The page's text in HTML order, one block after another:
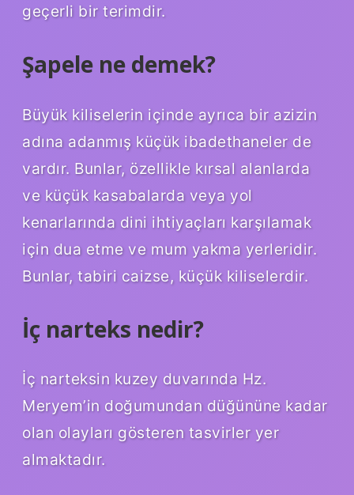
geçerli bir terimdir.
Şapele ne demek?
Büyük kiliselerin içinde ayrıca bir azizin
adına adanmış küçük ibadethaneler de
vardır. Bunlar, özellikle kırsal alanlarda
ve küçük kasabalarda veya yol
kenarlarında dini ihtiyaçları karşılamak
için dua etme ve mum yakma yerleridir.
Bunlar, tabiri caizse, küçük kiliselerdir.
İç narteks nedir?
İç narteksin kuzey duvarında Hz.
Meryem’in doğumundan düğününe kadar
olan olayları gösteren tasvirler yer
almaktadır.